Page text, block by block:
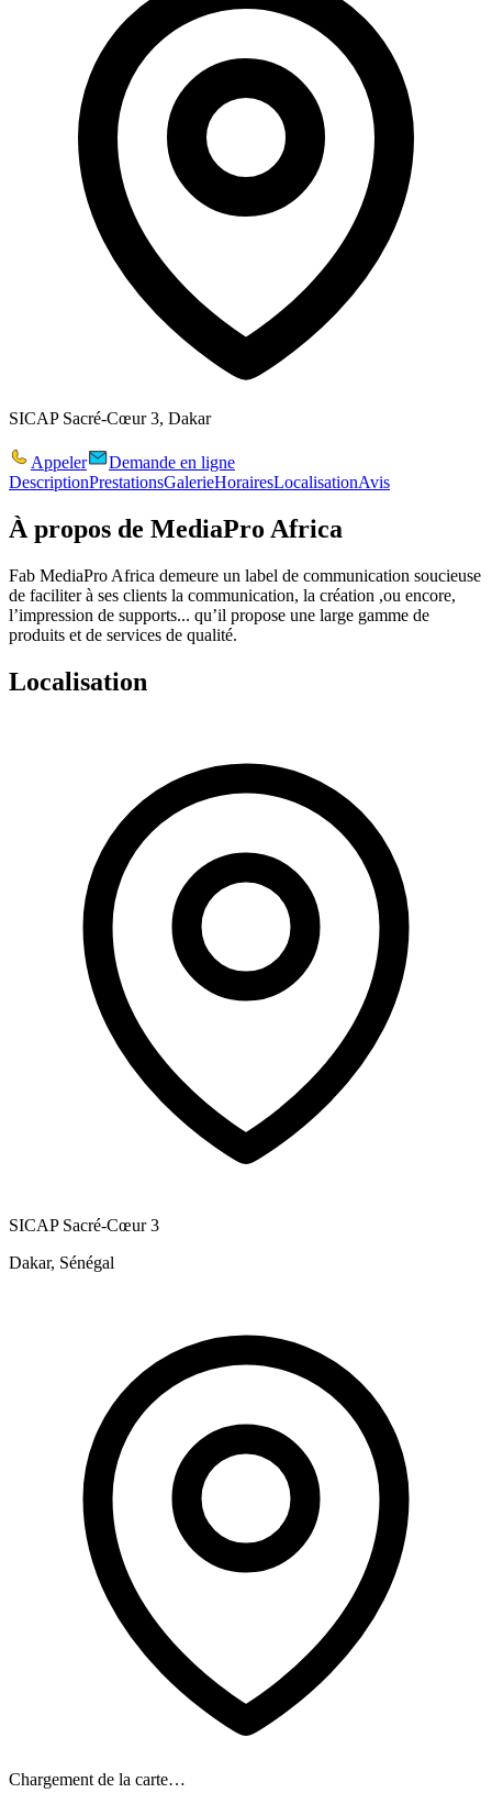
SICAP Sacré-Cœur 3, Dakar
Appeler
Demande en ligne
DescriptionPrestationsGalerieHorairesLocalisationAvis
À propos de MediaPro Africa
Fab MediaPro Africa demeure un label de communication soucieuse
de faciliter à ses clients la communication, la création ,ou encore,
l’impression de supports... qu’il propose une large gamme de
produits et de services de qualité.
Localisation
SICAP Sacré-Cœur 3
Dakar, Sénégal
Chargement de la carte…